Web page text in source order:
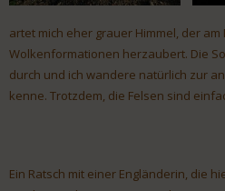
artet mich eher grauer Himmel, der
Wolkenformationen herzaubert. Die
durch und ich wandere natürlich zur
kenne. Trotzdem, die Felsen sind
Ein Ratsch mit einer Engländerin, die